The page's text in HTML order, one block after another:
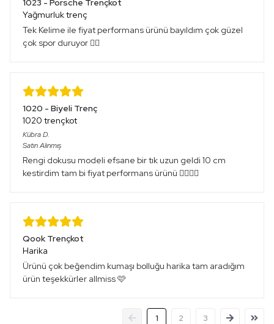
1023 - Porsche Trençkot
Yağmurluk trenç
Tek Kelime ile fiyat performans ürünü bayıldım çok güzel
çok spor duruyor 👍🏻
1020 - Biyeli Trenç
1020 trençkot
KübraD.
Satın Alınmış
Rengi dokusu modeli efsane bir tık uzun geldi 10 cm
kestirdim tam bi fiyat performans ürünü 👌🏻👌🏻
Qook Trençkot
Harika
Ürünü çok beğendim kumaşı bolluğu harika tam aradığım
ürün teşekkürler allmiss 🩷
1 2 3